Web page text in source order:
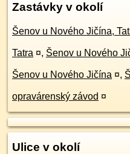
Zastávky v okolí
Šenov u Nového Jičína,
Tatra ¤, Šenov u Nového
Šenov u Nového Jičína ¤,
opravárenský závod ¤
Ulice v okolí